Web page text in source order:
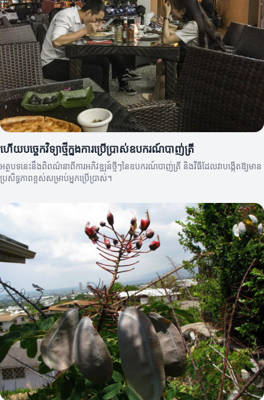
ហេីយបច្ចេកវិទ្យាថ្មីក្នុងការប្រើប្រាស់ឧបករណ៍បាញ់ត្រី
អត្ថបទនេះនឹងពិពណ៌នា​ពីការអភិវឌ្ឍន៍ថ្មីៗនៃឧបករណ៍បាញ់ត្រី និងវីធីដែលវាបង្កើតឱ្យមាន
ប្រសិទ្ធភាពខ្ពស់សម្រាប់អ្នកប្រើប្រាស់។